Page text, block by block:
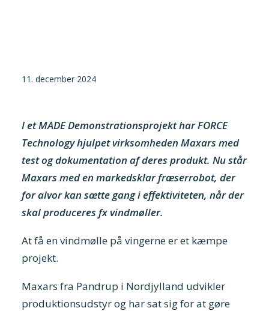
11. december 2024
I et MADE Demonstrationsprojekt har FORCE
Technology hjulpet virksomheden Maxars med
test og dokumentation af deres produkt. Nu står
Maxars med en markedsklar fræserrobot, der
for alvor kan sætte gang i effektiviteten, når der
skal produceres fx vindmøller.
At få en vindmølle på vingerne er et kæmpe
projekt.
Maxars fra Pandrup i Nordjylland udvikler
produktionsudstyr og har sat sig for at gøre